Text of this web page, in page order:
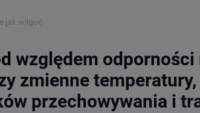
jak wilgoć
względem
zmienne temperatury,
przechowywania i